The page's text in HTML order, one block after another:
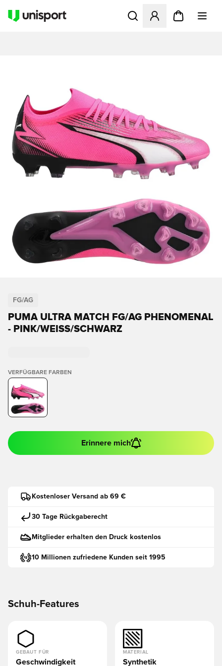
Öffnet ein neues Fenster
FG/AG
PUMA ULTRA MATCH FG/AG PHENOMENAL
- PINK/WEISS/SCHWARZ
VERFÜGBARE FARBEN
Erinnere mich
Kostenloser Versand ab 69 €
30 Tage Rückgaberecht
Mitglieder erhalten den Druck kostenlos
10 Millionen zufriedene Kunden seit 1995
Schuh-Features
GEBAUT FÜR
Geschwindigkeit
MATERIAL
Synthetik